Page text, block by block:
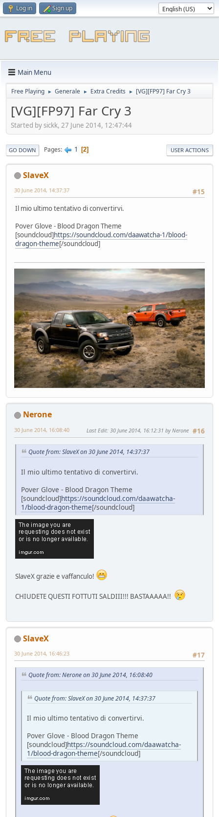
Log in Sign up
Main Menu
Free Playing ► Generale ► Extra Credits ► [VG][FP97] Far Cry 3
[VG][FP97] Far Cry 3
Started by sickk, 27 June 2014, 12:47:44
GO DOWN Pages 1 2 USER ACTIONS
SlaveX
#15
30 June 2014, 14:37:37
Il mio ultimo tentativo di convertirvi.
Pover Glove - Blood Dragon Theme
[soundcloud]https://soundcloud.com/daawatcha-1/blood-
dragon-theme[/soundcloud]
Nerone
#16
30 June 2014, 16:08:40 Last Edit: 30 June 2014, 16:12:31 by Nerone
Quote from: SlaveX on 30 June 2014, 14:37:37
Il mio ultimo tentativo di convertirvi.
Pover Glove - Blood Dragon Theme
[soundcloud]https://soundcloud.com/daawatcha-
1/blood-dragon-theme[/soundcloud]
SlaveX grazie e vaffanculo!
CHIUDETE QUESTI FOTTUTI SALDIII!!! BASTAAAAA!!
SlaveX
#17
30 June 2014, 16:46:23
Quote from: Nerone on 30 June 2014, 16:08:40
Quote from: SlaveX on 30 June 2014, 14:37:37
Il mio ultimo tentativo di convertirvi.
Pover Glove - Blood Dragon Theme
[soundcloud]https://soundcloud.com/daawatcha-
1/blood-dragon-theme[/soundcloud]